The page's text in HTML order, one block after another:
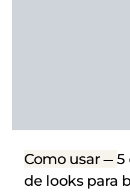
Como usar
5
de looks para